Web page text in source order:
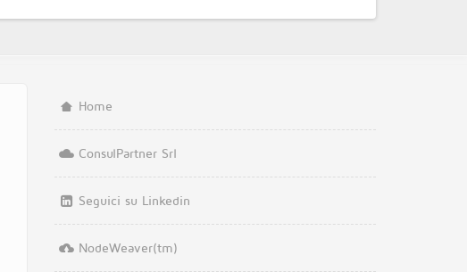
Home
ConsulPartner Srl
Seguici su Linkedin
NodeWeaver(tm)